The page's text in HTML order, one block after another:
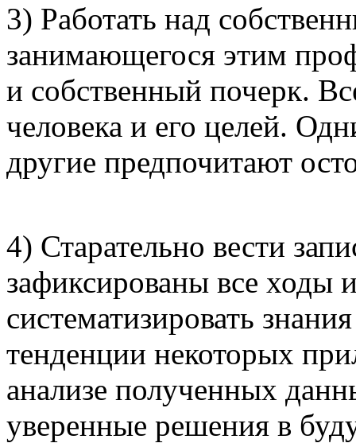
3) Работать над
занимающегося этим
и собственный почерк.
человека и его целей.
другие предпочитают
4) Старательно вести
зафиксированы все ходы
систематизировать
тенденции некоторых
анализе полученных
уверенные решения в